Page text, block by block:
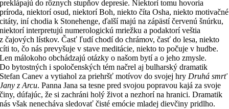
preklápajú do rôznych stupňov depresie. Niektorí tomu hovoria
príroda, niektorí osud, niektorí Boh, niekto číta Osha, niekto motivačné
citáty, iní chodia k Stonehenge, ďalší majú na zápästí červenú šnúrku,
niektorí interpretujú numerologickú mriežku a podaktorí veštia
z čajových lístkov. Časť ľudí chodí do chrámov, časť do lesa, niekto
cíti to, čo nás prevyšuje v stave meditácie, niekto to počuje v hudbe.
Len málokoho obchádzajú otázky o našom bytí a o jeho zmysle.
Do bytostných i spoločenských tém načrel aj bulharský dramatik
Stefan Canev a vytiahol za priehršť motívov do svojej hry Druhá smrť
Jany z Arcu. Panna Jana sa tesne pred svojou popravou kajá za svoje
činy, dúfajúc, že si zachráni holý život a nezhorí na hranici. Dramatik
nás však nenecháva sledovať čisté emócie mladej dievčiny pridlho.